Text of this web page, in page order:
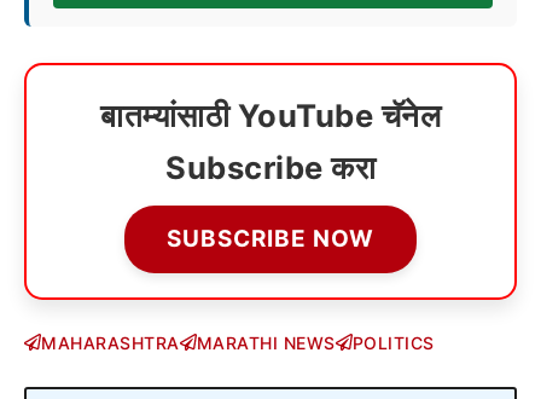
बातम्यांसाठी YouTube चॅनेल
Subscribe करा
SUBSCRIBE NOW
MAHARASHTRA MARATHI NEWS POLITICS